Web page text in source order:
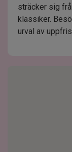
sträcker sig
klassiker.
urval av